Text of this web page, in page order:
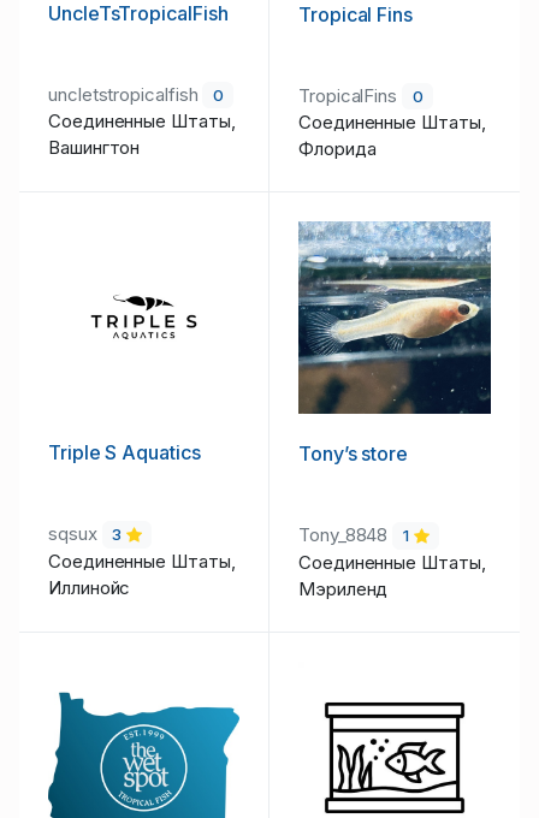
UncleTsTropicalFish
uncletstropicalfish 0
Соединенные Штаты,
Вашингтон
Tropical Fins
TropicalFins 0
Соединенные Штаты,
Флорида
Triple S Aquatics
sqsux 3
Соединенные Штаты,
Иллинойс
Tony’s store
Tony_8848 1
Соединенные Штаты,
Мэриленд